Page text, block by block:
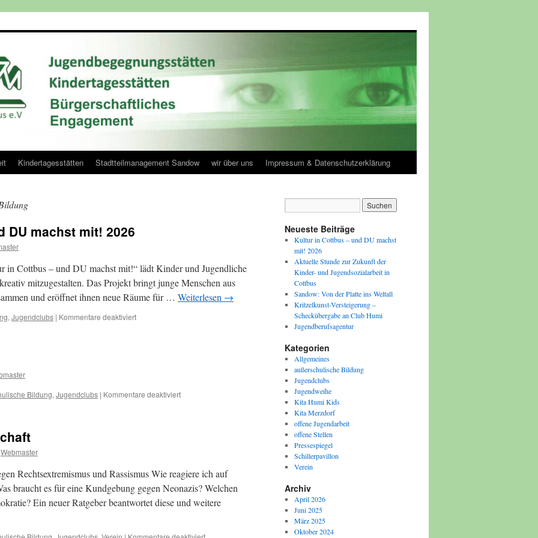
Kindertagesstätten Stadtteilmanagement Sandow wir über uns Impressum & Datenschutzerklärung
DU machst mit! 2026
Cottbus – und DU machst mit!“ lädt Kinder und Jugendliche
mitzugestalten. Das Projekt bringt junge Menschen aus
und eröffnet ihnen neue Räume für … Weiterlesen →
, Jugendclubs | Kommentare deaktiviertfür
machst
Bildung, Jugendclubs | Kommentare deaktiviertfür
Webmaster
Rechtsextremismus und Rassismus Wie reagiere ich auf
braucht es für eine Kundgebung gegen Neonazis? Welchen
Ein neuer Ratgeber beantwortet diese und weitere
für
Neueste Beiträge
Kultur in Cottbus – und DU machst
mit! 2026
Aktuelle Stunde zur Zukunft der
Kinder- und Jugendsozialarbeit in
Cottbus
Sandow: Von der Platte ins Weltall
Kritzelkunst-Versteigerung –
Scheckübergabe an Club Humi
Jugendberufsagentur
Kategorien
Allgemeines
außerschulische Bildung
Jugendclubs
Jugendweihe
Kita Humi Kids
Kita Merzdorf
offene Jugendarbeit
offene Stellen
Pressespiegel
Schillerpavillon
Verein
Archiv
April 2026
Juni 2025
März 2025
Oktober 2024